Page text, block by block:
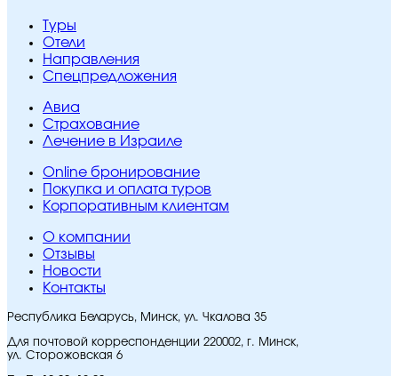
Туры
Отели
Направления
Спецпредложения
Авиа
Страхование
Лечение в Израиле
Online бронирование
Покупка и оплата туров
Корпоративным клиентам
O компании
Отзывы
Новости
Контакты
Республика Беларусь, Минск, ул. Чкалова 35
Для почтовой корреспонденции 220002, г. Минск,
ул. Сторожовская 6